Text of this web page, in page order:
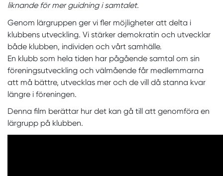
liknande för mer guidning i samtalet.
Genom lärgruppen ger vi fler möjligheter att delta i
klubbens utveckling. Vi stärker demokratin och utvecklar
både klubben, individen och vårt samhälle.
En klubb som hela tiden har pågående samtal om sin
föreningsutveckling och välmående får medlemmarna
att må bättre, utvecklas mer och de vill då stanna kvar
längre i föreningen.
Denna film berättar hur det kan gå till att genomföra en
lärgrupp på klubben.